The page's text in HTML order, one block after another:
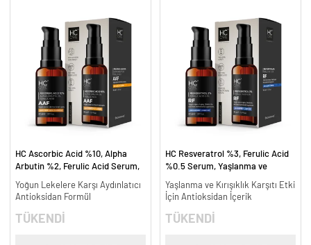
HC Ascorbic Acid %10, Alpha
Arbutin %2, Ferulic Acid Serum,
ml.
Yoğun Lekelere Karşı Aydınlatıcı
Antioksidan Formül
TÜKENDİ
HC Resveratrol %3, Ferulic Acid
%0.5 Serum, Yaşlanma ve
Yaşlanma ve Kırışıklık Karşıtı Etki
İçin Antioksidan İçerik
TÜKENDİ